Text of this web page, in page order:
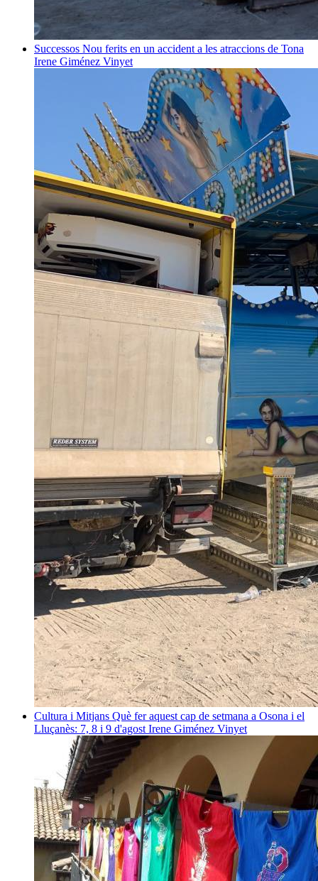
Successos Nou ferits en un accident a les atraccions de Tona
Irene Giménez Vinyet
Cultura i Mitjans Què fer aquest cap de setmana a Osona i el
Lluçanès: 7, 8 i 9 d'agost Irene Giménez Vinyet